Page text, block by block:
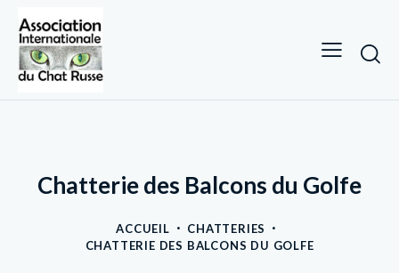
Chatterie des Balcons du Golfe
ACCUEIL
CHATTERIES
CHATTERIE DES BALCONS DU GOLFE